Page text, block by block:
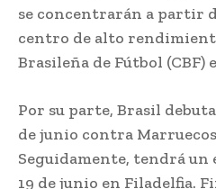
se concentrarán a partir
centro de alto
Brasileña de Fútbol (CBF)
Por su parte, Brasil
de junio contra
Seguidamente, tendrá
19 de junio en Filadelfia.